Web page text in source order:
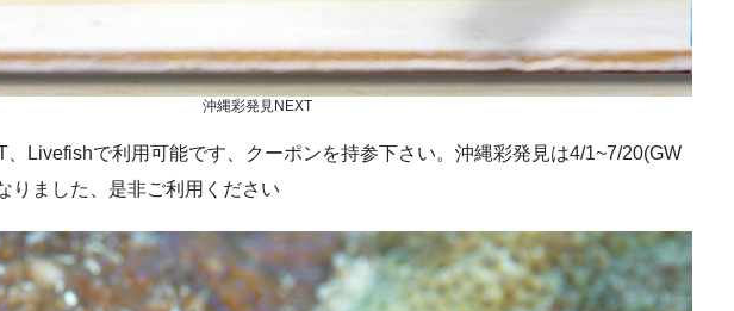
沖縄彩発見NEXT
、Livefishで利用可能です、クーポンを持参下さい。沖縄彩発見は4/1~7/20(GW
りました、是非ご利用ください